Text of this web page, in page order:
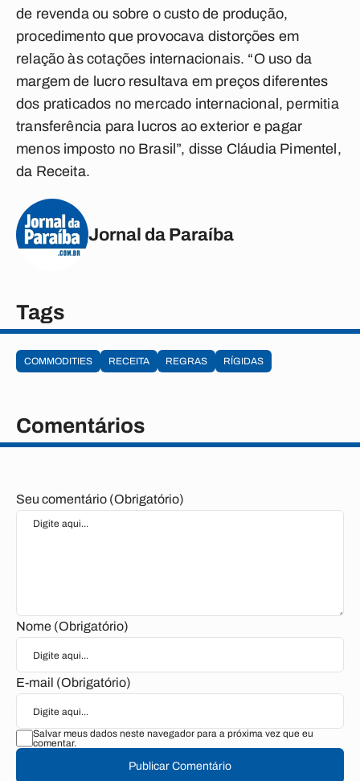
de revenda ou sobre o custo de produção,
procedimento que provocava distorções em
relação às cotações internacionais. “O uso da
margem de lucro resultava em preços diferentes
dos praticados no mercado internacional, permitia
transferência para lucros ao exterior e pagar
menos imposto no Brasil”, disse Cláudia Pimentel,
da Receita.
Jornal da Paraíba
Tags
COMMODITIES RECEITA REGRAS RÍGIDAS
Comentários
Seu comentário (Obrigatório)
Nome (Obrigatório)
E-mail (Obrigatório)
Salvar meus dados neste navegador para a próxima vez que eu
comentar.
Publicar Comentário